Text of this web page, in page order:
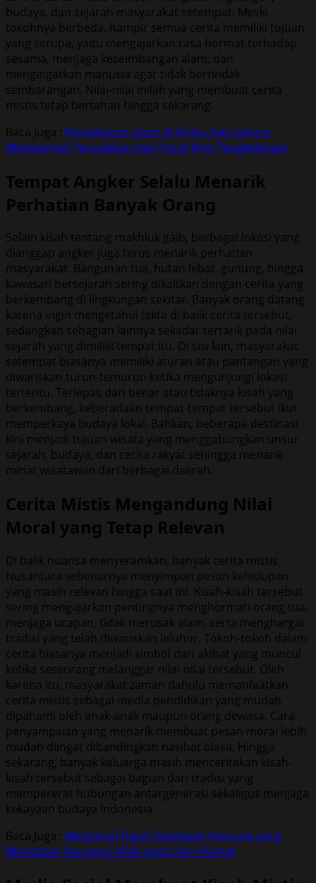
budaya, dan sejarah masyarakat setempat. Meski
tokohnya berbeda, hampir semua cerita memiliki tujuan
yang serupa, yaitu mengajarkan rasa hormat terhadap
sesama, menjaga keseimbangan alam, dan
mengingatkan manusia agar tidak bertindak
sembarangan. Nilai-nilai inilah yang membuat cerita
mistis tetap bertahan hingga sekarang.
Baca Juga : Penyebaran Islam di Afrika Sub-Sahara
Membentuk Peradaban dan Pusat Ilmu Pengetahuan
Tempat Angker Selalu Menarik
Perhatian Banyak Orang
Selain kisah tentang makhluk gaib, berbagai lokasi yang
dianggap angker juga terus menarik perhatian
masyarakat. Bangunan tua, hutan lebat, gunung, hingga
kawasan bersejarah sering dikaitkan dengan cerita yang
berkembang di lingkungan sekitar. Banyak orang datang
karena ingin mengetahui fakta di balik cerita tersebut,
sedangkan sebagian lainnya sekadar tertarik pada nilai
sejarah yang dimiliki tempat itu. Di sisi lain, masyarakat
setempat biasanya memiliki aturan atau pantangan yang
diwariskan turun-temurun ketika mengunjungi lokasi
tertentu. Terlepas dari benar atau tidaknya kisah yang
berkembang, keberadaan tempat-tempat tersebut ikut
memperkaya budaya lokal. Bahkan, beberapa destinasi
kini menjadi tujuan wisata yang menggabungkan unsur
sejarah, budaya, dan cerita rakyat sehingga menarik
minat wisatawan dari berbagai daerah.
Cerita Mistis Mengandung Nilai
Moral yang Tetap Relevan
Di balik nuansa menyeramkan, banyak cerita mistis
Nusantara sebenarnya menyimpan pesan kehidupan
yang masih relevan hingga saat ini. Kisah-kisah tersebut
sering mengajarkan pentingnya menghormati orang tua,
menjaga ucapan, tidak merusak alam, serta menghargai
tradisi yang telah diwariskan leluhur. Tokoh-tokoh dalam
cerita biasanya menjadi simbol dari akibat yang muncul
ketika seseorang melanggar nilai-nilai tersebut. Oleh
karena itu, masyarakat zaman dahulu memanfaatkan
cerita mistis sebagai media pendidikan yang mudah
dipahami oleh anak-anak maupun orang dewasa. Cara
penyampaian yang menarik membuat pesan moral lebih
mudah diingat dibandingkan nasihat biasa. Hingga
sekarang, banyak keluarga masih menceritakan kisah-
kisah tersebut sebagai bagian dari tradisi yang
mempererat hubungan antargenerasi sekaligus menjaga
kekayaan budaya Indonesia.
Baca Juga : Mengenal Tujuh Golongan Manusia yang
Mendapat Naungan Allah pada Hari Kiamat